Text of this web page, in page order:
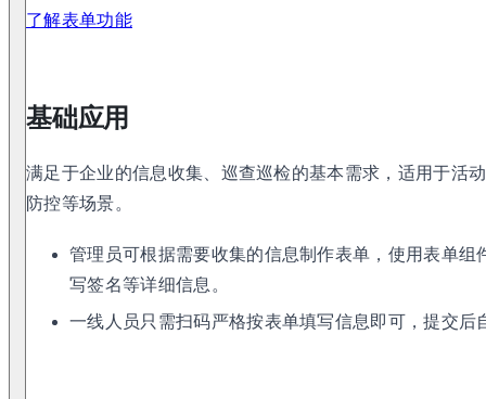
了解表单功能
基础应用
满足于企业的信息收集、巡查巡检的基本需求，适用于活
防控等场景。
管理员可根据需要收集的信息制作表单，使用表单
写签名等详细信息。
一线人员只需扫码严格按表单填写信息即可，提交后